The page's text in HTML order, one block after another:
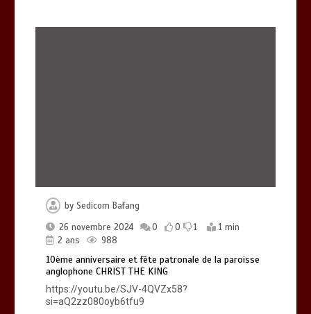
10ème anniversaire et fête patronale
de la paroisse anglophone CHRIST THE
KING
bySedicom Bafang
26 novembre 2024
0 0 1
1 min
2 ans
988
10ème anniversaire et fête patronale de la paroisse
anglophone CHRIST THE KING
https://youtu.be/SJV-4QVZx58?
si=aQ2zz080oyb6tfu9